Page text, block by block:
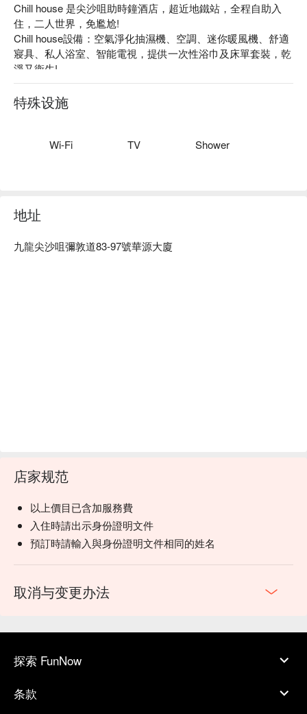
Chill house 是尖沙咀助時鐘酒店，超近地鐵站，全程自助入
住，二人世界，免尷尬!
Chill house設備：空氣淨化抽濕機、空調、迷你暖風機、舒適
寢具、私人浴室、智能電視，提供一次性浴巾及床單套裝，乾
淨又衛生!
Chill house 推薦：任睇 Netflix / YouTube、交通便利、全程自
助 check-in/check-out!
Chill house 爆房、Chill house 自助時鐘酒店、Chill house 尖沙
特殊设施
Wi-Fi TV Shower
地址
九龍尖沙咀彌敦道83-97號華源大廈
店家规范
以上價目已含加服務費
入住時請出示身份證明文件
預訂時請輸入與身份證明文件相同的姓名
取消与变更办法
探索 FunNow
条款